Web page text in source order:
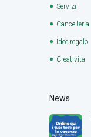
Servizi
Cancelleria
Idee regalo
Creatività
News